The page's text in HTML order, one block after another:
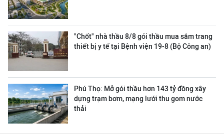
"Chốt" nhà thầu 8/8 gói thầu mua sắm trang
thiết bị y tế tại Bệnh viện 19-8 (Bộ Công an)
Phú Thọ: Mở gói thầu hơn 143 tỷ đồng xây
dựng trạm bơm, mạng lưới thu gom nước
thải